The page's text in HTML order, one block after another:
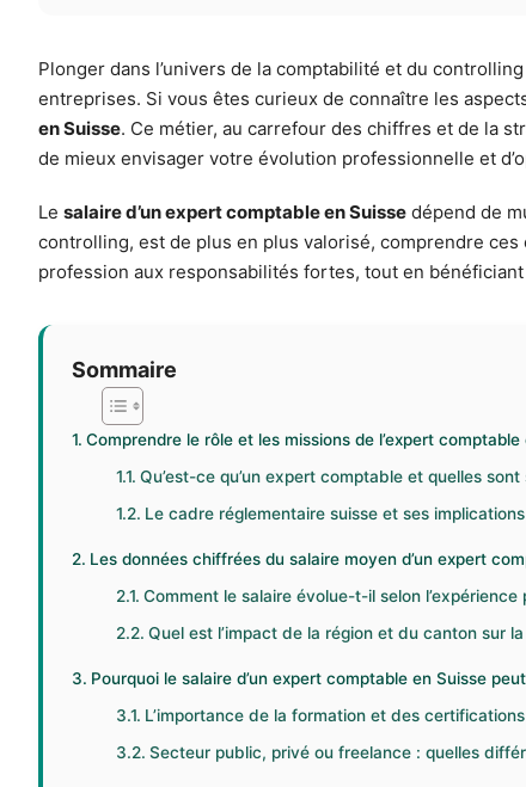
Plonger dans l’univers de la comptabilité et du
entreprises. Si vous êtes curieux de connaître les
en Suisse. Ce métier, au carrefour des chiffres et de la
de mieux envisager votre évolution professionnelle et
Le salaire d’un expert comptable en Suisse dépend de
controlling, est de plus en plus valorisé, comprendre
profession aux responsabilités fortes, tout en
Sommaire
Comprendre le rôle et les missions de l’expert comptable
Qu’est-ce qu’un expert comptable et quelles
Le cadre réglementaire suisse et ses
Les données chiffrées du salaire moyen d’un expert
Comment le salaire évolue-t-il selon l’expérience
Quel est l’impact de la région et du canton sur
Pourquoi le salaire d’un expert comptable en Suisse
L’importance de la formation et des
Secteur public, privé ou freelance : quelles